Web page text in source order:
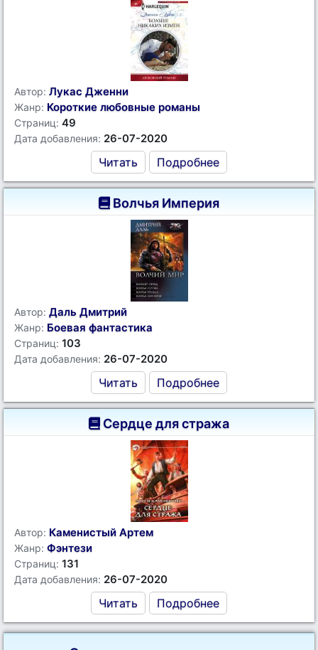
Автор: Лукас Дженни
Жанр: Короткие любовные романы
Страниц: 49
Дата добавления: 26-07-2020
Читать Подробнее
Волчья Империя
Автор: Даль Дмитрий
Жанр: Боевая фантастика
Страниц: 103
Дата добавления: 26-07-2020
Читать Подробнее
Сердце для стража
Автор: Каменистый Артем
Жанр: Фэнтези
Страниц: 131
Дата добавления: 26-07-2020
Читать Подробнее